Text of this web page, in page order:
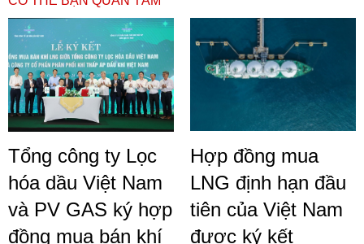
Tổng công ty Lọc
hóa dầu Việt Nam
và PV GAS ký hợp
đồng mua bán khí
Hợp đồng mua
LNG định hạn đầu
tiên của Việt Nam
được ký kết